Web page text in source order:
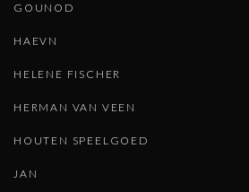
GOUNOD
HAEVN
HELENE FISCHER
HERMAN VAN VEEN
HOUTEN SPEELGOED
JAN